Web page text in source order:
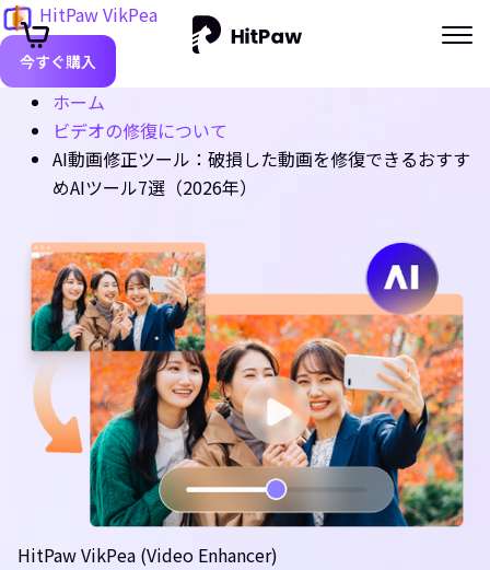
HitPaw VikPea
今すぐ購入
ホーム
ビデオの修復について
AI動画修正ツール：破損した動画を修復できるおすす
めAIツール7選（2026年）
HitPaw VikPea (Video Enhancer)